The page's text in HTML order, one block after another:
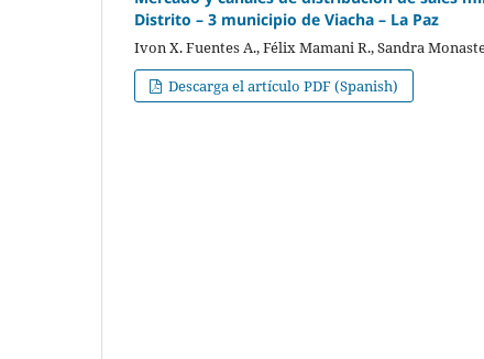
Distrito – 3 municipio de Viacha – La Paz
Ivon X. Fuentes A., Félix Mamani R., Sandra
Descarga el artículo PDF (Spanish)